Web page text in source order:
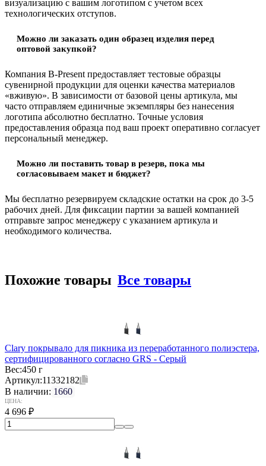
визуализацию с вашим логотипом с учетом всех
технологических отступов.
Можно ли заказать один образец изделия перед
оптовой закупкой?
Компания B-Present предоставляет тестовые образцы
сувенирной продукции для оценки качества материалов
«вживую». В зависимости от базовой цены артикула, мы
часто отправляем единичные экземпляры без нанесения
логотипа абсолютно бесплатно. Точные условия
предоставления образца под ваш проект оперативно согласует
персональный менеджер.
Можно ли поставить товар в резерв, пока мы
согласовываем макет и бюджет?
Мы бесплатно резервируем складские остатки на срок до 3-5
рабочих дней. Для фиксации партии за вашей компанией
отправьте запрос менеджеру с указанием артикула и
необходимого количества.
Похожие товары Все товары
Clary покрывало для пикника из переработанного полиэстера,
сертифицированного согласно GRS - Серый
Вес:450 г
Артикул:11332182
В наличии: 1660
ЦЕНА:
4 696 ₽